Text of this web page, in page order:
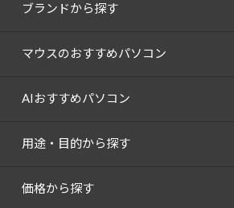
ブランドから探す
マウスのおすすめパソコン
AIおすすめパソコン
用途・目的から探す
価格から探す